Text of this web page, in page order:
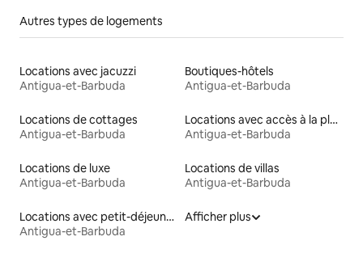
Autres types de logements
Locations avec jacuzzi
Antigua-et-Barbuda
Boutiques-hôtels
Antigua-et-Barbuda
Locations de cottages
Antigua-et-Barbuda
Locations avec accès à la plage
Antigua-et-Barbuda
Locations de luxe
Antigua-et-Barbuda
Locations de villas
Antigua-et-Barbuda
Locations avec petit-déjeuner
Antigua-et-Barbuda
Afficher plus